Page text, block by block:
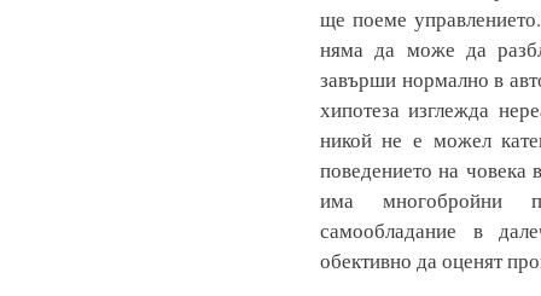
ще поеме
няма да може да
завърши нормално в
хипотеза изглежда
никой не е можел
поведението на човека
има многобройни
самообладание в
обективно да оценят